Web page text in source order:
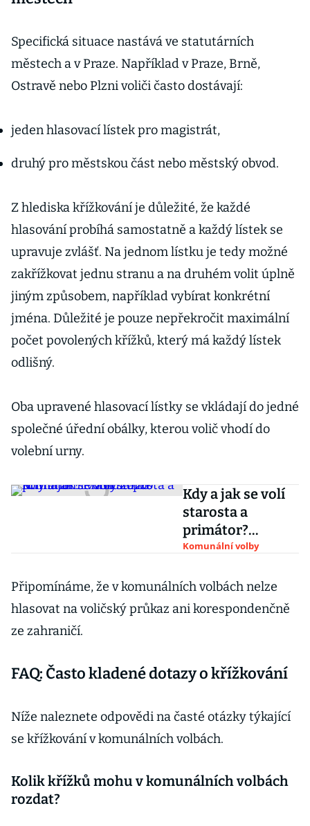
Specifická situace nastává ve statutárních
městech a v Praze. Například v Praze, Brně,
Ostravě nebo Plzni voliči často dostávají:
jeden hlasovací lístek pro magistrát,
druhý pro městskou část nebo městský obvod.
Z hlediska křížkování je důležité, že každé
hlasování probíhá samostatně a každý lístek se
upravuje zvlášť. Na jednom lístku je tedy možné
zakřížkovat jednu stranu a na druhém volit úplně
jiným způsobem, například vybírat konkrétní
jména. Důležité je pouze nepřekročit maximální
počet povolených křížků, který má každý lístek
odlišný.
Oba upravené hlasovací lístky se vkládají do jedné
společné úřední obálky, kterou volič vhodí do
volební urny.
Kdy a jak se volí
starosta a
primátor?
Pravidla pro
2026
Komunální volby
Připomínáme, že v komunálních volbách nelze
hlasovat na voličský průkaz ani korespondenčně
ze zahraničí.
FAQ: Často kladené dotazy o křížkování
Níže naleznete odpovědi na časté otázky týkající
se křížkování v komunálních volbách.
Kolik křížků mohu v komunálních volbách
rozdat?